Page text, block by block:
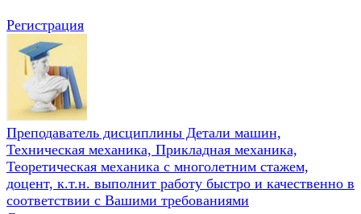
Регистрация
Преподаватель дисциплины Детали машин,
Техническая механика, Прикладная механика,
Теоретическая механика с многолетним стажем,
доцент, к.т.н. выполнит работу быстро и качественно в
соответствии с Вашими требованиями